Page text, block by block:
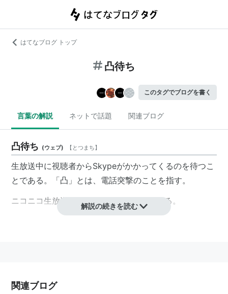
はてなブログ トップ
凸待ち
このタグでブログを書く
言葉の解説 ネットで話題 関連ブログ
凸待ち (ウェブ) 【 とつまち】
生放送中に視聴者からSkypeがかかってくるのを待つこ
とである。「凸」とは、電話突撃のことを指す。
ニコニコ生放送、USTREAMなどで使われる。
解説の続きを読む
関連ブログ